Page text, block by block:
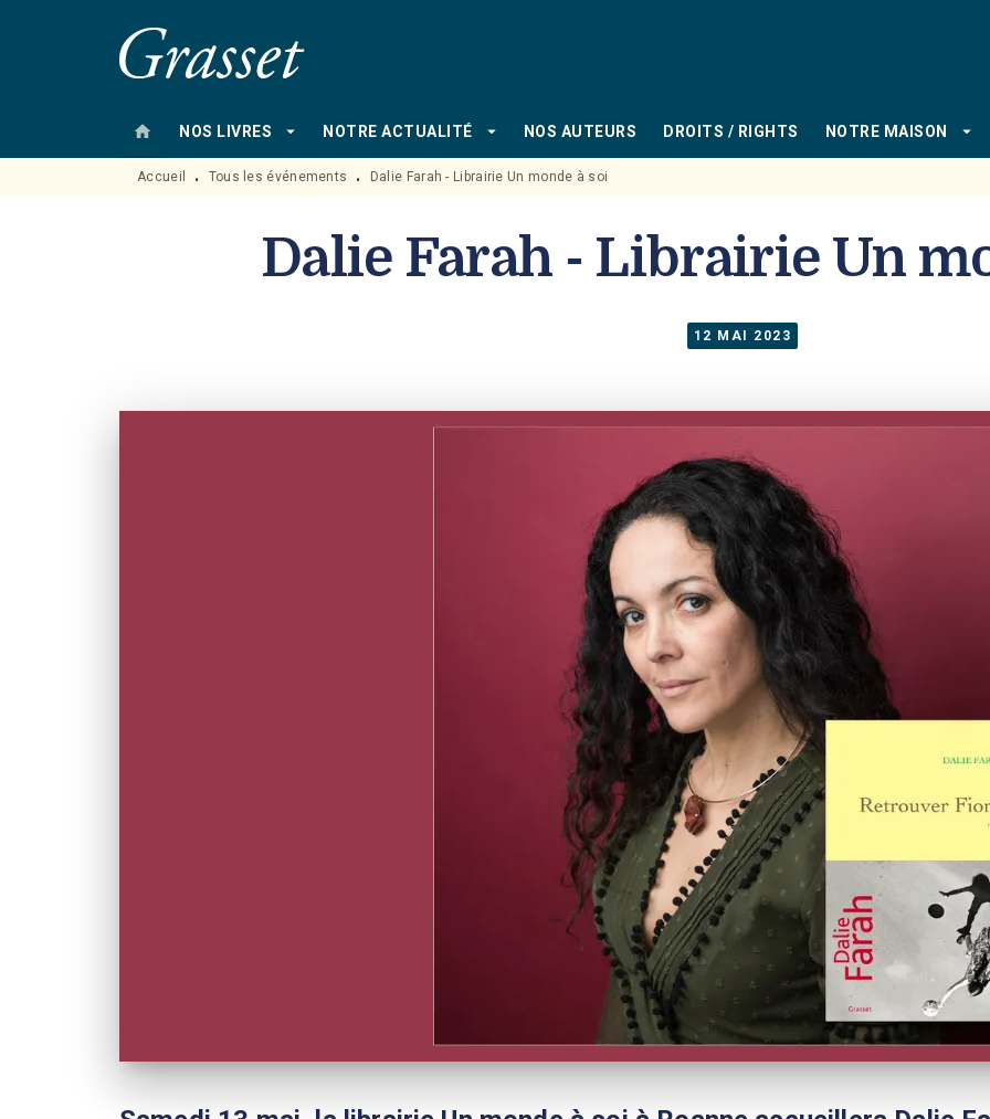
MENU RECHERCHE
home NOS LIVRES arrow_drop_down NOTRE ACTUALITÉ arrow_drop_down NOS AUTEURS DROITS / RIGHTS NOTRE MAISON arrow_drop_down
Accueil • Tous les événements • Dalie Farah - Librairie Un monde à soi
Dalie Farah - Librairie Un
12 MAI 2023